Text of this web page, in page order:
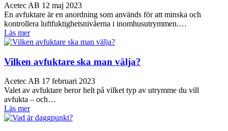
Acetec AB 12 maj 2023
En avfuktare är en anordning som används för att minska och
kontrollera luftfuktighetsnivåerna i inomhusutrymmen.…
Läs mer
Vilken avfuktare ska man välja?
Acetec AB 17 februari 2023
Valet av avfuktare beror helt på vilket typ av utrymme du vill
avfukta – och…
Läs mer